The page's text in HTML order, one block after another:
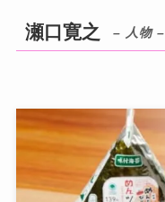
瀬口寛之 – 人物 –